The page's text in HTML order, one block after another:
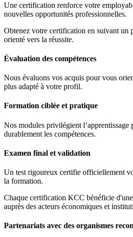
Une certification renforce votre
nouvelles opportunités professionnelles.
Obtenez votre certification en suivant un
orienté vers la réussite.
Évaluation des compétences
Nous évaluons vos acquis pour vous
plus adapté à votre profil.
Formation ciblée et pratique
Nos modules privilégient l’apprentissage
durablement les compétences.
Examen final et validation
Un test rigoureux certifie officiellement
la formation.
Chaque certification KCC bénéficie
auprès des acteurs économiques et
Partenariats avec des organismes